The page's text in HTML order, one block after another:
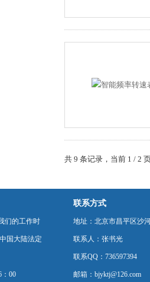
共 9 条记录，当前 1 / 2
们的工作时
国大陆法定
00
联系方式
地址：北京市昌平区沙
联系人：张书光
联系QQ：736597394
邮箱：bjyktj@126.com